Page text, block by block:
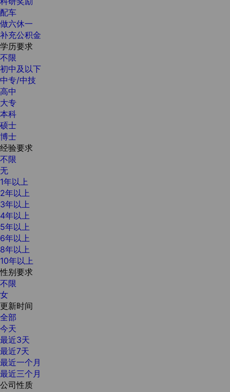
配车
做六休一
补充公积金
学历要求
不限
初中及以下
中专/中技
高中
大专
本科
硕士
博士
经验要求
不限
无
1年以上
2年以上
3年以上
4年以上
5年以上
6年以上
8年以上
10年以上
性别要求
不限
女
更新时间
全部
今天
最近3天
最近7天
最近一个月
最近三个月
公司性质